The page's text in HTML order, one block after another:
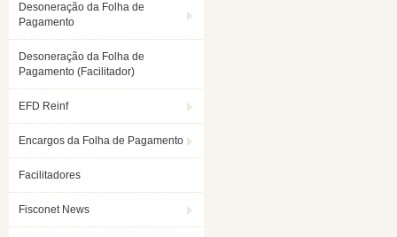
Desoneração da Folha de
Pagamento
Desoneração da Folha de
Pagamento (Facilitador)
EFD Reinf
Encargos da Folha de Pagamento
Facilitadores
Fisconet News